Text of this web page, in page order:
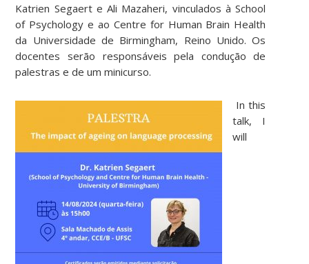
Katrien Segaert e Ali Mazaheri, vinculados à School
of Psychology e ao Centre for Human Brain Health
da Universidade de Birmingham, Reino Unido. Os
docentes serão responsáveis pela condução de
palestras e de um minicurso.
In this
talk, I
will